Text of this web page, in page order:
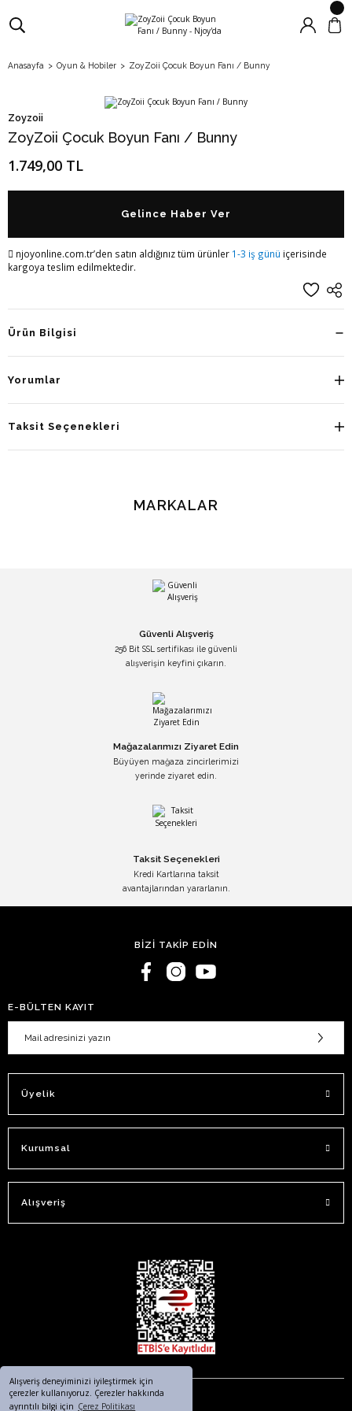
Alışveriş deneyiminizi iyileştirmek için
çerezler kullanıyoruz. Çerezler hakkında
ayrıntılı bilgi için Çerez Politikası
Anasayfa Oyun & Hobiler ZoyZoii Çocuk Boyun Fanı / Bunny
Zoyzoii
ZoyZoii Çocuk Boyun Fanı / Bunny
1.749,00 TL
Gelince Haber Ver
njoyonline.com.tr’den satın aldığınız tüm ürünler 1-3 iş günü içerisinde
kargoya teslim edilmektedir.
Ürün Bilgisi
Yorumlar
Taksit Seçenekleri
MARKALAR
Güvenli Alışveriş
256 Bit SSL sertifikası ile güvenli
alışverişin keyfini çıkarın.
Mağazalarımızı Ziyaret Edin
Büyüyen mağaza zincirlerimizi
yerinde ziyaret edin.
Taksit Seçenekleri
Kredi Kartlarına taksit
avantajlarından yararlanın.
BİZİ TAKİP EDİN
E-BÜLTEN KAYIT
Üyelik
Kurumsal
Alışveriş